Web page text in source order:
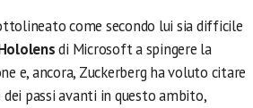
come secondo lui sia difficile
di Microsoft a spingere la
e, ancora, Zuckerberg ha voluto citare
dei passi avanti in questo ambito,